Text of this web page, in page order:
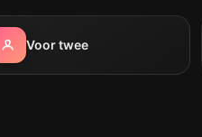
Voor twee